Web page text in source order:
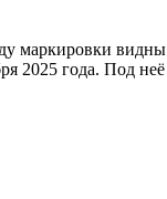
маркировки
2025 года. Под